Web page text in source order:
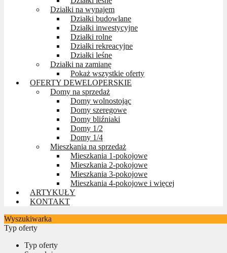
Działki na wynajem
Działki budowlane
Działki inwestycyjne
Działki rolne
Działki rekreacyjne
Działki leśne
Działki na zamianę
Pokaż wszystkie oferty
OFERTY DEWELOPERSKIE
Domy na sprzedaż
Domy wolnostojąc
Domy szeregowe
Domy bliźniaki
Domy 1/2
Domy 1/4
Mieszkania na sprzedaż
Mieszkania 1-pokojowe
Mieszkania 2-pokojowe
Mieszkania 3-pokojowe
Mieszkania 4-pokojowe i więcej
ARTYKUŁY
KONTAKT
Wyszukiwarka
Typ oferty
Typ oferty